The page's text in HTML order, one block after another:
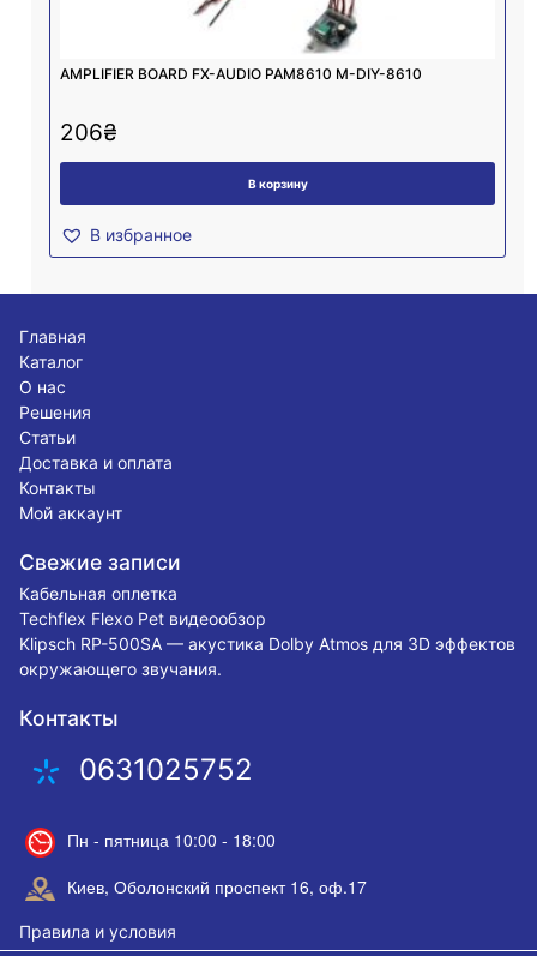
AMPLIFIER BOARD FX-AUDIO PAM8610 M-DIY-8610
206₴
В корзину
В избранное
Главная
Каталог
О нас
Решения
Статьи
Доставка и оплата
Контакты
Мой аккаунт
Свежие записи
Кабельная оплетка
Techflex Flexo Pet видеообзор
Klipsch RP-500SA — акустика Dolby Atmos для 3D эффектов
окружающего звучания.
Контакты
0631025752
Пн - пятница 10:00 - 18:00
Киев, Оболонский проспект 16, оф.17
Правила и условия